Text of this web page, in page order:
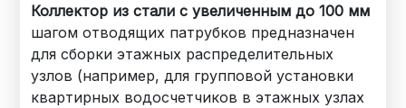
Коллектор из стали с увеличенным до 100 мм
шагом отводящих патрубков предназначен
для сборки этажных распределительных
узлов (например, для групповой установки
квартирных водосчетчиков в этажных узлах